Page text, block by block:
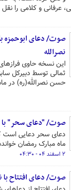
عرفانی و کلامی را
صوت/ دعای ابوحمزه
نصرالله
این نسخه حاوی
ثمالی توسط دبیرکل
صوت/ "دعای سحر" با
دعای سحر دعایی
ماه مبارک رمضان
۲ اسفند ۰۴ - ۰۴:۳۰
صوت/ دعای افتتاح